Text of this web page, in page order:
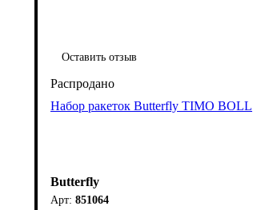
Оставить отзыв
Набор ракеток Butterfly TIMO BOLL
Butterfly
851064